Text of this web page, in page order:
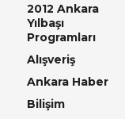
2012 Ankara
Yılbaşı
Programları
Alışveriş
Ankara Haber
Bilişim